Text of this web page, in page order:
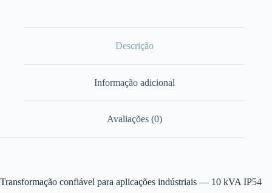
Descrição
Informação adicional
Avaliações (0)
Transformação confiável para aplicações indústriais — 10 kVA IP54